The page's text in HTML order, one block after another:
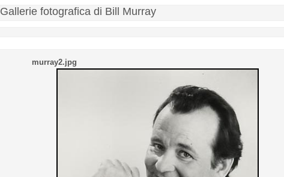
Gallerie fotografica di Bill Murray
murray2.jpg